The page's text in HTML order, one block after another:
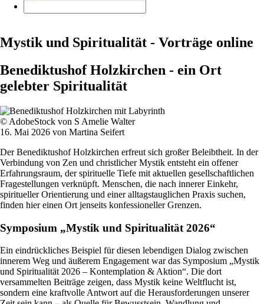
Mystik und Spiritualität - Vorträge online
Benediktushof Holzkirchen - ein Ort
gelebter Spiritualität
© AdobeStock von S Amelie Walter
16. Mai 2026 von Martina Seifert
Der Benediktushof Holzkirchen erfreut sich großer Beleibtheit. In der
Verbindung von Zen und christlicher Mystik entsteht ein offener
Erfahrungsraum, der spirituelle Tiefe mit aktuellen gesellschaftlichen
Fragestellungen verknüpft. Menschen, die nach innerer Einkehr,
spiritueller Orientierung und einer alltagstauglichen Praxis suchen,
finden hier einen Ort jenseits konfessioneller Grenzen.
Symposium „Mystik und Spiritualität 2026“
Ein eindrückliches Beispiel für diesen lebendigen Dialog zwischen
innerem Weg und äußerem Engagement war das Symposium „Mystik
und Spiritualität 2026 – Kontemplation & Aktion“. Die dort
versammelten Beiträge zeigen, dass Mystik keine Weltflucht ist,
sondern eine kraftvolle Antwort auf die Herausforderungen unserer